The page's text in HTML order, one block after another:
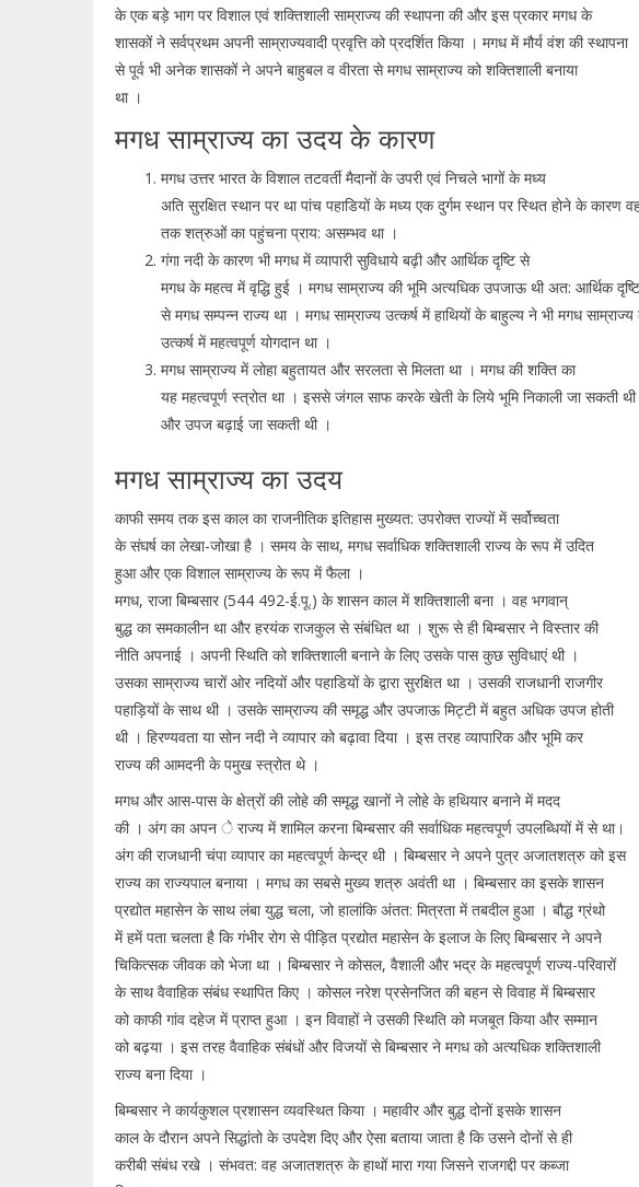
के एक बड़े भाग पर विशाल एवं शक्तिशाली साम्राज्य की स्थापना की और इस प्रकार मगध के
शासकों ने सर्वप्रथम अपनी साम्राज्यवादी प्रवृत्ति को प्रदर्शित किया । मगध में मौर्य वंश की स्थापना
से पूर्व भी अनेक शासकों ने अपने बाहुबल व वीरता से मगध साम्राज्य को शक्तिशाली बनाया
था ।
मगध साम्राज्य का उदय के कारण
मगध उत्तर भारत के विशाल तटवर्ती मैदानों के उपरी एवं निचले भागों के मध्य
अति सुरक्षित स्थान पर था पांच पहाडियों के मध्य एक दुर्गम स्थान पर स्थित होने के कारण
तक शत्रुओं का पहुंचना प्राय: असम्भव था ।
गंगा नदी के कारण भी मगध में व्यापारी सुविधाये बढ़ी और आर्थिक दृष्टि से
मगध के महत्व में वृद्धि हुई । मगध साम्राज्य की भूमि अत्यधिक उपजाऊ थी अत: आर्थिक दृष्टि
से मगध सम्पन्न राज्य था । मगध साम्राज्य उत्कर्ष में हाथियों के बाहुल्य ने भी मगध
उत्कर्ष में महत्वपूर्ण योगदान था ।
मगध साम्राज्य में लोहा बहुतायत और सरलता से मिलता था । मगध की शक्ति का
यह महत्वपूर्ण स्त्रोत था । इससे जंगल साफ करके खेती के लिये भूमि निकाली जा सकती थी
और उपज बढ़ाई जा सकती थी ।
मगध साम्राज्य का उदय
काफी समय तक इस काल का राजनीतिक इतिहास मुख्यत: उपरोक्त राज्यों में सर्वोच्चता
के संघर्ष का लेखा-जोखा है । समय के साथ, मगध सर्वाधिक शक्तिशाली राज्य के रूप में उदित
हुआ और एक विशाल साम्राज्य के रूप में फैला ।
मगध, राजा बिम्बसार (544 492-ई.पू.) के शासन काल में शक्तिशाली बना । वह भगवान्
बुद्ध का समकालीन था और हरयंक राजकुल से संबंधित था । शुरू से ही बिम्बसार ने विस्तार की
नीति अपनाई । अपनी स्थिति को शक्तिशाली बनाने के लिए उसके पास कुछ सुविधाएं थी ।
उसका साम्राज्य चारों ओर नदियों और पहाडियों के द्वारा सुरक्षित था । उसकी राजधानी राजगीर
पहाड़ियों के साथ थी । उसके साम्राज्य की समृद्ध और उपजाऊ मिट्टी में बहुत अधिक उपज होती
थी । हिरण्यवता या सोन नदी ने व्यापार को बढ़ावा दिया । इस तरह व्यापारिक और भूमि कर
राज्य की आमदनी के पमुख स्त्रोत थे ।
मगध और आस-पास के क्षेत्रों की लोहे की समृद्ध खानों ने लोहे के हथियार बनाने में मदद
की । अंग का अपन े राज्य में शामिल करना बिम्बसार की सर्वाधिक महत्वपूर्ण उपलब्धियों में से था।
अंग की राजधानी चंपा व्यापार का महत्वपूर्ण केन्द्र थी । बिम्बसार ने अपने पुत्र अजातशत्रु को इस
राज्य का राज्यपाल बनाया । मगध का सबसे मुख्य शत्रु अवंती था । बिम्बसार का इसके शासन
प्रद्योत महासेन के साथ लंबा युद्ध चला, जो हालांकि अंतत: मित्रता में तबदील हुआ । बौद्ध ग्रंथो
में हमें पता चलता है कि गंभीर रोग से पीड़ित प्रद्योत महासेन के इलाज के लिए बिम्बसार ने अपने
चिकित्सक जीवक को भेजा था । बिम्बसार ने कोसल, वैशाली और भद्र के महत्वपूर्ण राज्य-परिवारों
के साथ वैवाहिक संबंध स्थापित किए । कोसल नरेश प्रसेनजित की बहन से विवाह में बिम्बसार
को काफी गांव दहेज में प्राप्त हुआ । इन विवाहों ने उसकी स्थिति को मजबूत किया और सम्मान
को बढ़या । इस तरह वैवाहिक संबंधों और विजयों से बिम्बसार ने मगध को अत्यधिक शक्तिशाली
राज्य बना दिया ।
बिम्बसार ने कार्यकुशल प्रशासन व्यवस्थित किया । महावीर और बुद्ध दोनों इसके शासन
काल के दौरान अपने सिद्धांतो के उपदेश दिए और ऐसा बताया जाता है कि उसने दोनों से ही
करीबी संबंध रखे । संभवत: वह अजातशत्रु के हाथों मारा गया जिसने राजगद्दी पर कब्जा